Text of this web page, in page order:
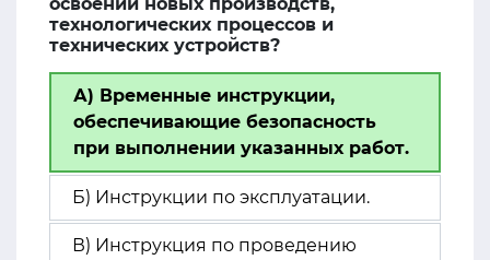
технологических процессов и
технических устройств?
А) Временные инструкции,
обеспечивающие безопасность
при выполнении указанных работ.
Б) Инструкции по эксплуатации.
В) Инструкция по проведению